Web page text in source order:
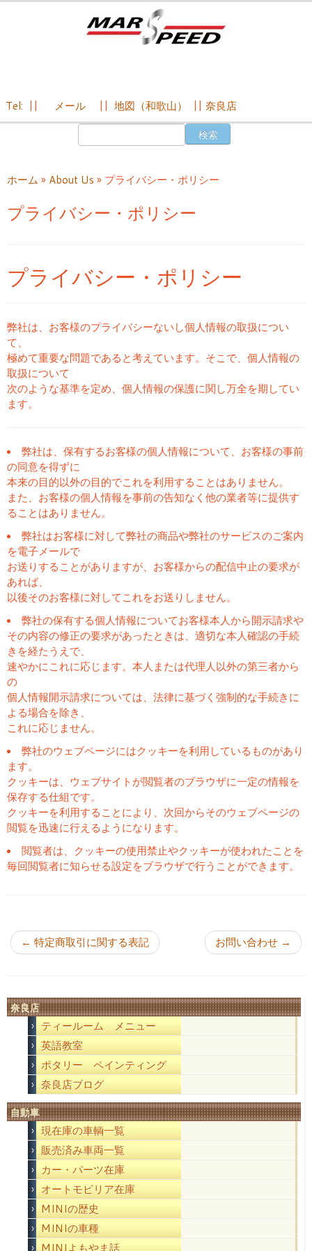
ン
へ
プ
Tel: メール 地図（和歌山） 奈良店
ホーム » About Us » プライバシー・ポリシー
プライバシー・ポリシー
プライバシー・ポリシー
弊社は、お客様のプライバシーないし個人情報の取扱につい
て、
極めて重要な問題であると考えています。そこで、個人情報の
取扱について
次のような基準を定め、個人情報の保護に関し万全を期してい
ます。
弊社は、保有するお客様の個人情報について、お客様の事前
の同意を得ずに
本来の目的以外の目的でこれを利用することはありません。
また、お客様の個人情報を事前の告知なく他の業者等に提供す
ることはありません。
弊社はお客様に対して弊社の商品や弊社のサービスのご案内
を電子メールで
お送りすることがありますが、お客様からの配信中止の要求が
あれば、
以後そのお客様に対してこれをお送りしません。
弊社の保有する個人情報についてお客様本人から開示請求や
その内容の修正の要求があったときは、適切な本人確認の手続
きを経たうえで、
速やかにこれに応じます。本人または代理人以外の第三者から
の
個人情報開示請求については、法律に基づく強制的な手続きに
よる場合を除き、
これに応じません。
弊社のウェブページにはクッキーを利用しているものがあり
ます。
クッキーは、ウェブサイトが閲覧者のブラウザに一定の情報を
保存する仕組です。
クッキーを利用することにより、次回からそのウェブページの
閲覧を迅速に行えるようになります。
閲覧者は、クッキーの使用禁止やクッキーが使われたことを
毎回閲覧者に知らせる設定をブラウザで行うことができます。
← 特定商取引に関する表記 お問い合わせ →
奈良店
ティールーム メニュー
英語教室
ポタリー ペインティング
奈良店ブログ
自動車
現在庫の車輌一覧
販売済み車両一覧
カー・パーツ在庫
オートモビリア在庫
MINIの歴史
MINIの車種
MINIよもやま話